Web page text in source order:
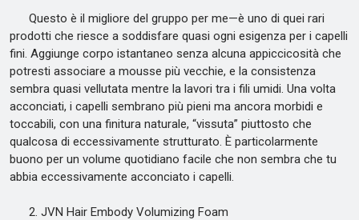
Questo è il migliore del gruppo per me—è uno di quei rari
prodotti che riesce a soddisfare quasi ogni esigenza per i capelli
fini. Aggiunge corpo istantaneo senza alcuna appiccicosità che
potresti associare a mousse più vecchie, e la consistenza
sembra quasi vellutata mentre la lavori tra i fili umidi. Una volta
acconciati, i capelli sembrano più pieni ma ancora morbidi e
toccabili, con una finitura naturale, “vissuta” piuttosto che
qualcosa di eccessivamente strutturato. È particolarmente
buono per un volume quotidiano facile che non sembra che tu
abbia eccessivamente acconciato i capelli.
2. JVN Hair Embody Volumizing Foam